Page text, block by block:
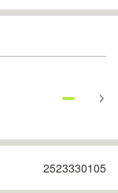
2523330105